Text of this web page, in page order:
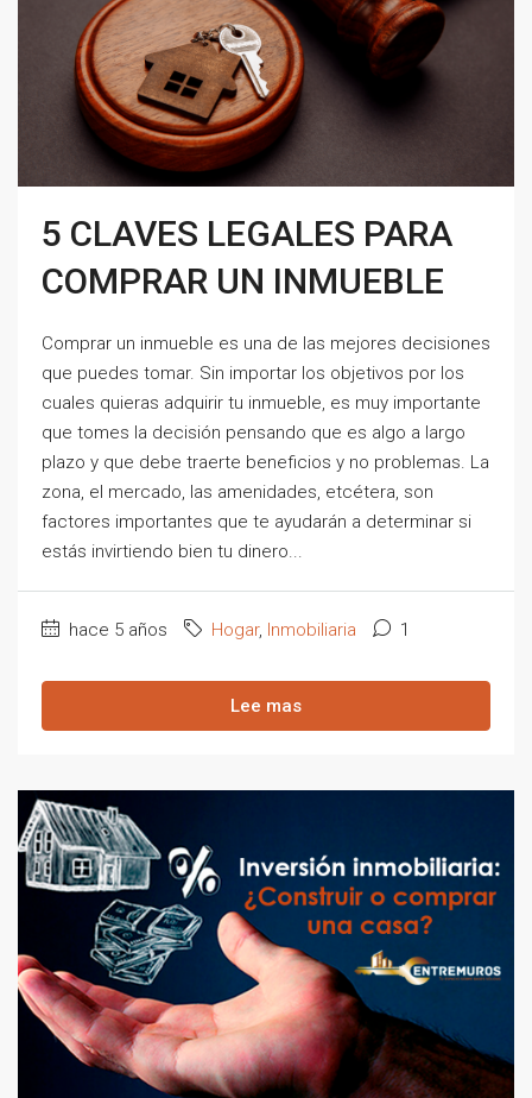
5 CLAVES LEGALES PARA
COMPRAR UN INMUEBLE
Comprar un inmueble es una de las mejores decisiones
que puedes tomar. Sin importar los objetivos por los
cuales quieras adquirir tu inmueble, es muy importante
que tomes la decisión pensando que es algo a largo
plazo y que debe traerte beneficios y no problemas. La
zona, el mercado, las amenidades, etcétera, son
factores importantes que te ayudarán a determinar si
estás invirtiendo bien tu dinero...
hace 5 años Hogar, Inmobiliaria 1
Lee mas